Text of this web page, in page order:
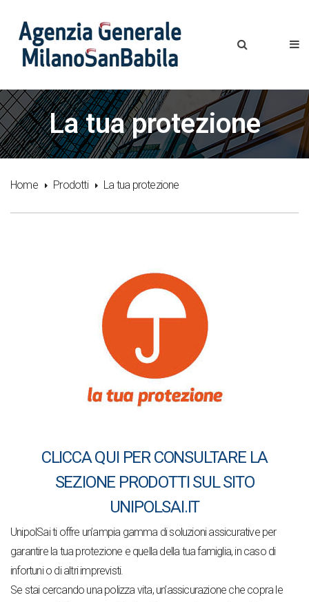
La tua protezione
Home Prodotti La tua protezione
CLICCA QUI PER CONSULTARE LA
SEZIONE PRODOTTI SUL SITO
UNIPOLSAI.IT
UnipolSai ti offre un’ampia gamma di soluzioni assicurative per
garantire la tua protezione e quella della tua famiglia, in caso di
infortuni o di altri imprevisti.
Se stai cercando una polizza vita, un’assicurazione che copra le